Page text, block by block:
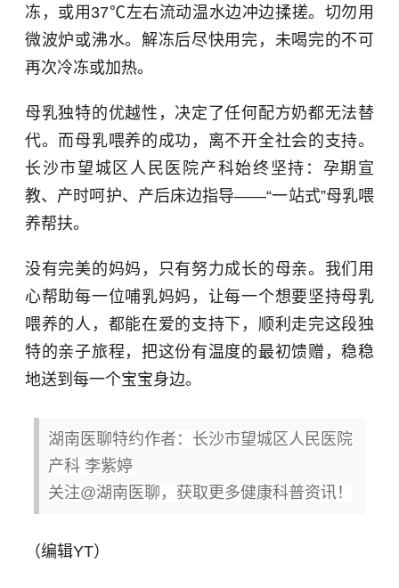
冻，或用37℃左右流动温水边冲边揉搓。切勿用
微波炉或沸水。解冻后尽快用完，未喝完的不可
再次冷冻或加热。
母乳独特的优越性，决定了任何配方奶都无法替
代。而母乳喂养的成功，离不开全社会的支持。
长沙市望城区人民医院产科始终坚持：孕期宣
教、产时呵护、产后床边指导——“一站式”母乳喂
养帮扶。
没有完美的妈妈，只有努力成长的母亲。我们用
心帮助每一位哺乳妈妈，让每一个想要坚持母乳
喂养的人，都能在爱的支持下，顺利走完这段独
特的亲子旅程，把这份有温度的最初馈赠，稳稳
地送到每一个宝宝身边。
湖南医聊特约作者：长沙市望城区人民医院
产科 李紫婷
关注@湖南医聊，获取更多健康科普资讯！
（编辑YT）